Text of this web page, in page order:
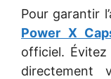
Pour garantir
Power X
officiel.
directement